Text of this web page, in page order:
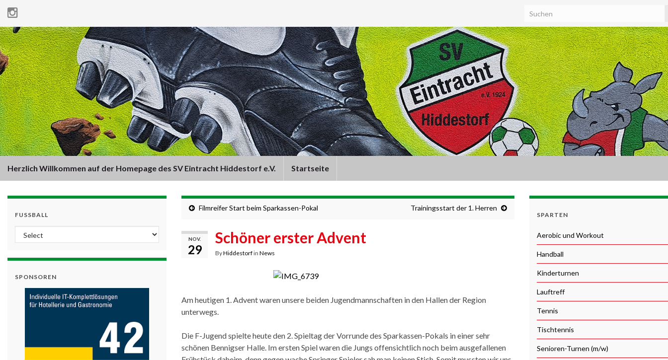
Herzlich Willkommen auf der Homepage des SV Eintracht Hiddestorf e.V. Startseite
FUSSBALL
SPONSOREN
Filmreifer Start beim Sparkassen-Pokal Trainingsstart der 1. Herren
NOV.
29
Schöner erster Advent
ByHiddestorfin News
Am heutigen 1. Advent waren unsere beiden Jugendmannschaften in den Hallen der Region
unterwegs.
Die F-Jugend spielte heute den 2. Spieltag der Vorrunde des Sparkassen-Pokals in einer sehr
schönen Bennigser Halle. Im ersten Spiel waren die Jungs offensichtlich noch beim ausgefallenen
SPARTEN
Aerobic und Workout
Handball
Kinderturnen
Lauftreff
Tennis
Tischtennis
Senioren-Turnen (m/w)